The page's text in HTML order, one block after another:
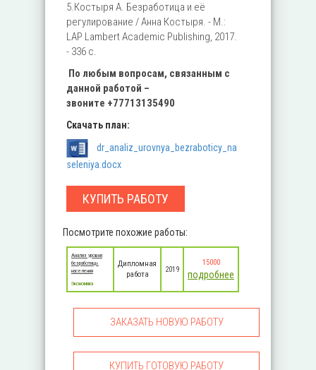
5.Костыря А. Безработица и её
регулирование / Анна Костыря. - М.:
LAP Lambert Academic Publishing, 2017.
- 336 c.
По любым вопросам, связанным с
данной работой –
звоните +77713135490
Скачать план:
dr_analiz_urovnya_bezraboticy_na
seleniya.docx
КУПИТЬ РАБОТУ
Посмотрите похожие работы:
Анализ уровня
безработицы
населения
Экономика
Дипломная
работа
2019
15000
подробнее
ЗАКАЗАТЬ НОВУЮ РАБОТУ
КУПИТЬ ГОТОВУЮ РАБОТУ